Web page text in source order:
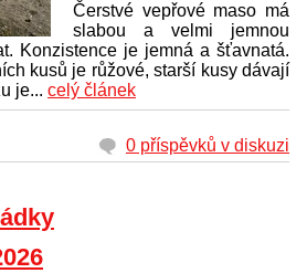
Čerstvé vepřové maso má
slabou a velmi jemnou
Konzistence je jemná a šťavnatá.
kusů je růžové, starší kusy dávají
je... celý článek
0 příspěvků v diskuzi